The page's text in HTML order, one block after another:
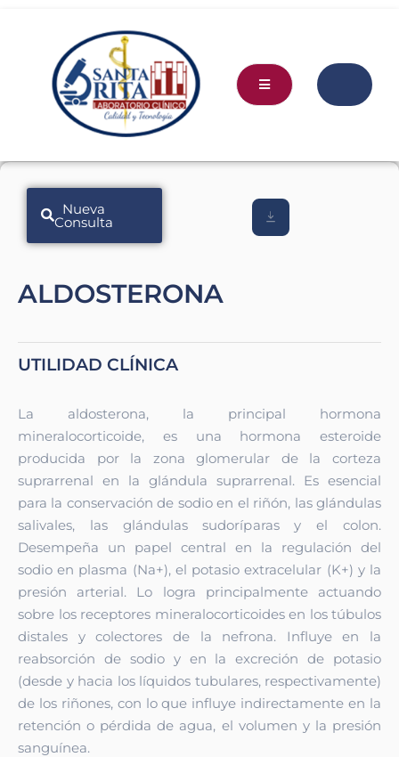
Nueva
Consulta
ALDOSTERONA
UTILIDAD CLÍNICA
La aldosterona, la principal hormona
mineralocorticoide, es una hormona esteroide
producida por la zona glomerular de la corteza
suprarrenal en la glándula suprarrenal. Es esencial
para la conservación de sodio en el riñón, las glándulas
salivales, las glándulas sudoríparas y el colon.
Desempeña un papel central en la regulación del
sodio en plasma (Na+), el potasio extracelular (K+) y la
presión arterial. Lo logra principalmente actuando
sobre los receptores mineralocorticoides en los túbulos
distales y colectores de la nefrona. Influye en la
reabsorción de sodio y en la excreción de potasio
(desde y hacia los líquidos tubulares, respectivamente)
de los riñones, con lo que influye indirectamente en la
retención o pérdida de agua, el volumen y la presión
sanguínea.